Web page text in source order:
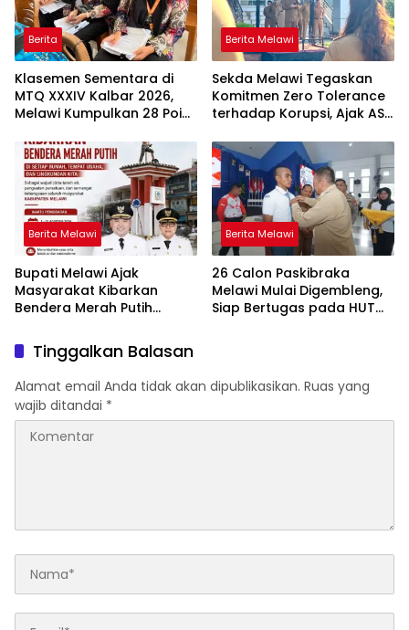
Berita
Klasemen Sementara di
MTQ XXXIV Kalbar 2026,
Melawi Kumpulkan 28 Poin,
Peringkat
Berita Melawi
Sekda Melawi Tegaskan
Komitmen Zero Tolerance
terhadap Korupsi, Ajak ASN
Dukung SPI KPK
Berita Melawi
Bupati Melawi Ajak
Masyarakat Kibarkan
Bendera Merah Putih
Berita Melawi
26 Calon Paskibraka
Melawi Mulai Digembleng,
Siap Bertugas pada HUT
Tinggalkan Balasan
Alamat email Anda tidak akan dipublikasikan. Ruas yang
wajib ditandai *